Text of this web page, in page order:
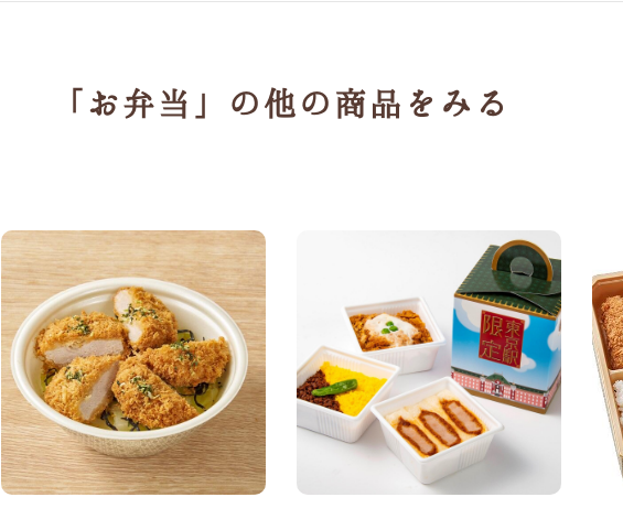
「お弁当」の他の商品をみる